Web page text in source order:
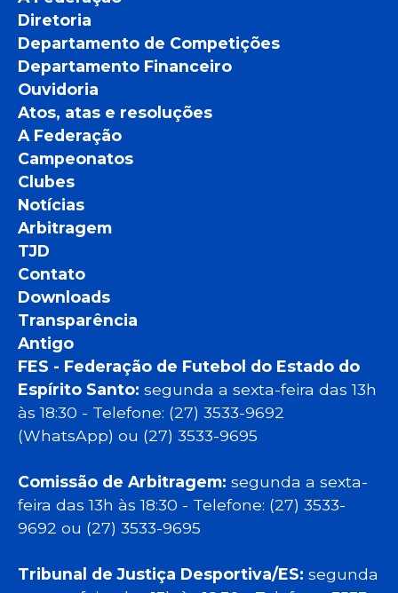
Diretoria
Departamento de Competições
Departamento Financeiro
Ouvidoria
Atos, atas e resoluções
A Federação
Campeonatos
Clubes
Notícias
Arbitragem
TJD
Contato
Downloads
Transparência
Antigo
FES - Federação de Futebol do Estado do
Espírito Santo: segunda a sexta-feira das 13h
às 18:30 - Telefone: (27) 3533-9692
(WhatsApp) ou (27) 3533-9695
Comissão de Arbitragem: segunda a sexta-
feira das 13h às 18:30 - Telefone: (27) 3533-
9692 ou (27) 3533-9695
Tribunal de Justiça Desportiva/ES: segunda